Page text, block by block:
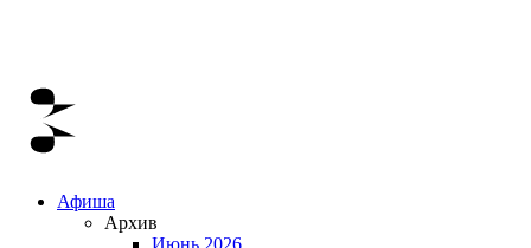
Афиша
Архив
Июнь 2026